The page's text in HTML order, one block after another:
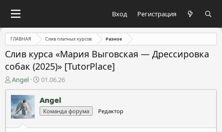
Вход Регистрация
ГЛАВНАЯ Слив платных курсов Разное
Слив курса «Мария Выговская ― Дрессировка
собак (2025)» [TutorPlace]
А
в
т
о
р
Angel
Д
а
т
а
н
01.06.26
Angel
Команда форума Редактор